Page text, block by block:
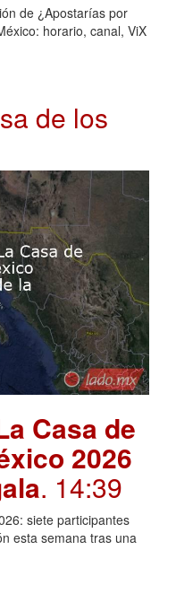
de ¿Apostarías por
horario, canal, ViX
de los
Casa de
2026
. 14:39
siete participantes
esta semana tras una